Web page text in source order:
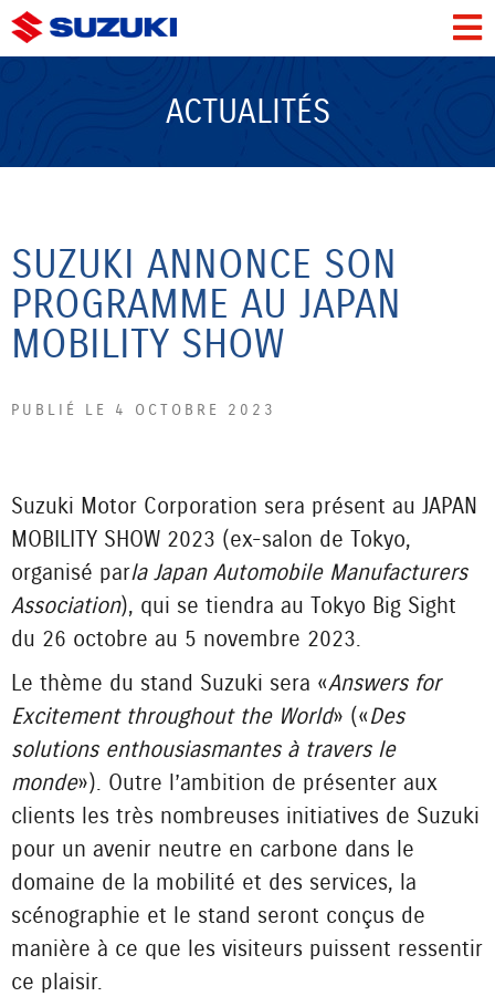
ACTUALITÉS
SUZUKI ANNONCE SON
PROGRAMME AU JAPAN
MOBILITY SHOW
PUBLIÉ LE 4 OCTOBRE 2023
Suzuki Motor Corporation sera présent au JAPAN
MOBILITY SHOW 2023 (ex-salon de Tokyo,
organisé parla Japan Automobile Manufacturers
Association), qui se tiendra au Tokyo Big Sight
du 26 octobre au 5 novembre 2023.
Le thème du stand Suzuki sera «Answers for
Excitement throughout the World» («Des
solutions enthousiasmantes à travers le
monde»). Outre l’ambition de présenter aux
clients les très nombreuses initiatives de Suzuki
pour un avenir neutre en carbone dans le
domaine de la mobilité et des services, la
scénographie et le stand seront conçus de
manière à ce que les visiteurs puissent ressentir
ce plaisir.